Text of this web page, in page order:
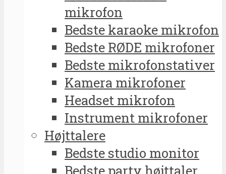
mikrofon
Bedste karaoke mikrofon
Bedste RØDE mikrofoner
Bedste mikrofonstativer
Kamera mikrofoner
Headset mikrofon
Instrument mikrofoner
Højttalere
Bedste studio monitor
Bedste party højttaler